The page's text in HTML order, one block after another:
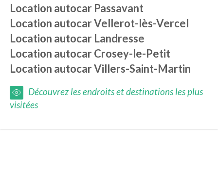
Location autocar Passavant
Location autocarVellerot-lès-Vercel
Location autocar Landresse
Location autocarCrosey-le-Petit
Location autocarVillers-Saint-Martin
Découvrez les endroits et destinations les plus
visitées